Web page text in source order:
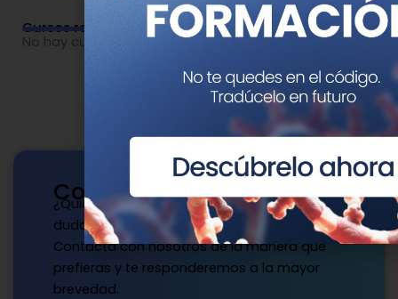
Cursos relacionados
No hay cursos relacionados o imágenes disponibles.
Contacto
¿Quieres publicar con nosotros? ¿Tienes
dudas?
Contacta con nosotros de la manera que
prefieras y te responderemos a la mayor
brevedad.